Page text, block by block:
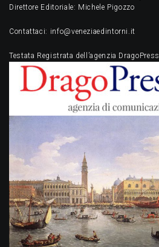
Direttore Editoriale: Michele Pigozzo
Contattaci: info@veneziaedintorni.it
Testata Registrata dell’agenzia DragoPress